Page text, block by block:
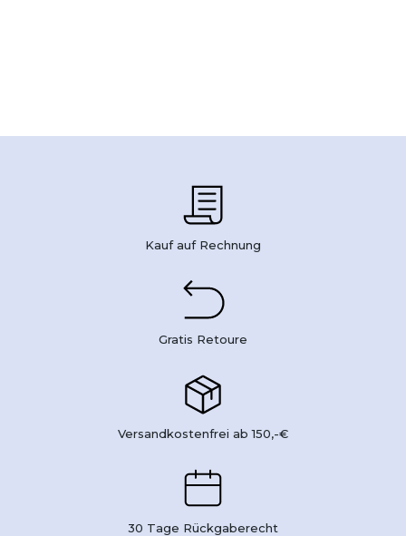
Kauf auf Rechnung
Gratis Retoure
Versandkostenfrei ab 150,-€
30 Tage Rückgaberecht